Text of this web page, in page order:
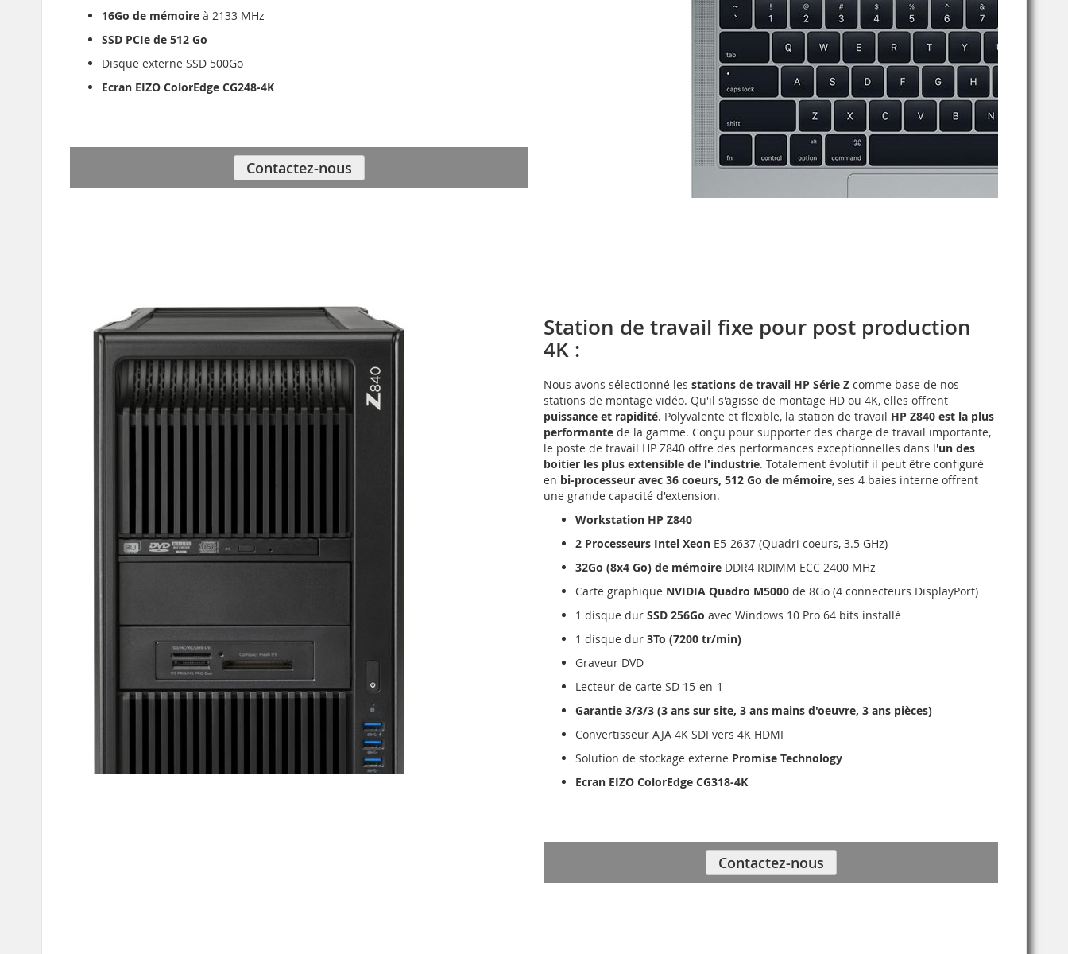
16Go de mémoire à 2133 MHz
SSD PCIe de 512 Go
Disque externe SSD 500Go
Ecran EIZO ColorEdge CG248-4K
Contactez-nous
Station de travail fixe pour post production
4K :
Nous avons sélectionné les stations de travail HP Série Z comme base de nos
stations de montage vidéo. Qu'il s'agisse de montage HD ou 4K, elles offrent
puissance et rapidité. Polyvalente et flexible, la station de travail HP Z840 est la plus
performante de la gamme. Conçu pour supporter des charge de travail importante,
le poste de travail HP Z840 offre des performances exceptionnelles dans l'un des
boitier les plus extensible de l'industrie. Totalement évolutif il peut être configuré
en bi-processeur avec 36 coeurs, 512 Go de mémoire, ses 4 baies interne offrent
une grande capacité d'extension.
Workstation HP Z840
2 Processeurs Intel Xeon E5-2637 (Quadri coeurs, 3.5 GHz)
32Go (8x4 Go) de mémoire DDR4 RDIMM ECC 2400 MHz
Carte graphique NVIDIA Quadro M5000 de 8Go (4 connecteurs DisplayPort)
1 disque dur SSD 256Go avec Windows 10 Pro 64 bits installé
1 disque dur 3To (7200 tr/min)
Graveur DVD
Lecteur de carte SD 15-en-1
Garantie 3/3/3 (3 ans sur site, 3 ans mains d'oeuvre, 3 ans pièces)
Convertisseur AJA 4K SDI vers 4K HDMI
Solution de stockage externe Promise Technology
Ecran EIZO ColorEdge CG318-4K
Contactez-nous